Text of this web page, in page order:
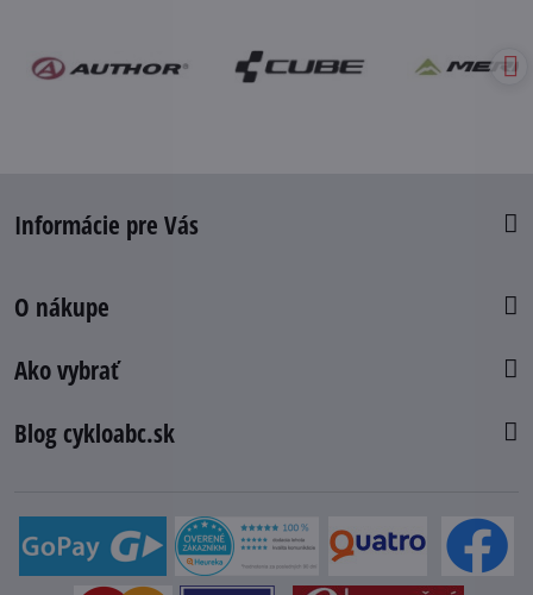
Informácie pre Vás
O nákupe
Ako vybrať
Blog cykloabc.sk